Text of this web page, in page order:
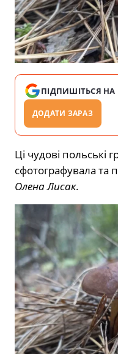
ПІДПИШІТЬСЯ НА
ДОДАТИ ЗАРАЗ
Ці чудові польські
сфотографувала
Олена Лисак.